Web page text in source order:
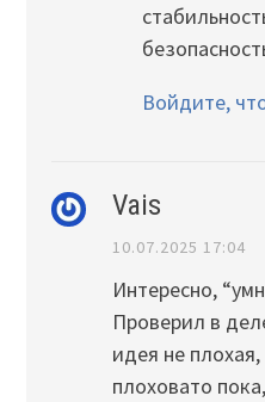
Войдите,
Vais
10.07.2025 17:04
Интересно,
Проверил в
идея не
плоховато